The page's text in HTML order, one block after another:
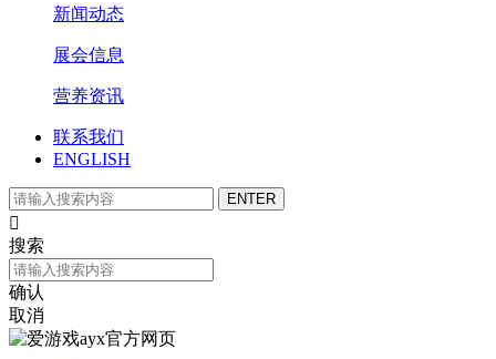
新闻动态
展会信息
营养资讯
联系我们
ENGLISH

搜索
确认
取消